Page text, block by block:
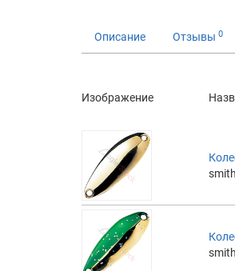
Описание Отзывы 0
Изображение